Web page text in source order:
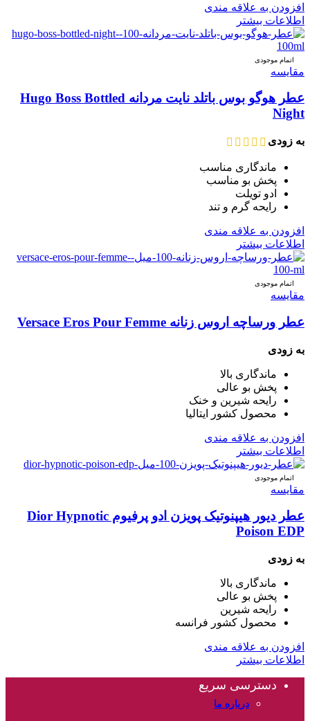
افزودن به علاقه مندی
اطلاعات بیشتر
اتمام موجودی
مقایسه
عطر هوگو بوس باتلد نایت مردانه Hugo Boss Bottled
Night
به زودی
ماندگاری مناسب
پخش بو مناسب
ادو تویلت
رایحه گرم و تند
افزودن به علاقه مندی
اطلاعات بیشتر
اتمام موجودی
مقایسه
عطر ورساچه اروس زنانه Versace Eros Pour Femme
به زودی
ماندگاری بالا
پخش بو عالی
رایحه شیرین و خنک
محصول کشور ایتالیا
افزودن به علاقه مندی
اطلاعات بیشتر
اتمام موجودی
مقایسه
عطر دیور هیپنوتیک پویزن ادو پرفیوم Dior Hypnotic
Poison EDP
به زودی
ماندگاری بالا
پخش بو عالی
رایحه شیرین
محصول کشور فرانسه
افزودن به علاقه مندی
اطلاعات بیشتر
دسترسی سریع
درباره ما